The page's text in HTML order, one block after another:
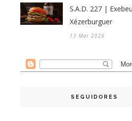
S.A.D. 227 |
Xézerburguer
13 Mar 2026
SEGUIDORES